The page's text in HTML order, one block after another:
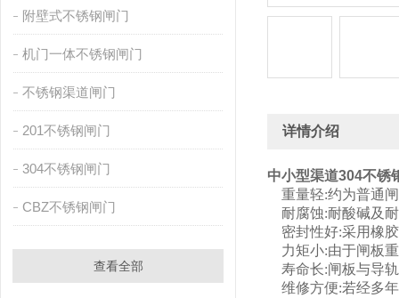
附壁式不锈钢闸门
机门一体不锈钢闸门
不锈钢渠道闸门
201不锈钢闸门
304不锈钢闸门
CBZ不锈钢闸门
查看全部
详情介绍
中小型渠道304不锈
重量轻:约为普通
耐腐蚀:耐酸碱及
密封性好:采用橡
力矩小:由于闸板
寿命长:闸板与导
维修方便:若经多年